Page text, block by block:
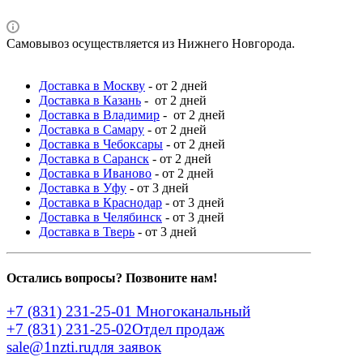
Самовывоз осуществляется из Нижнего Новгорода.
Доставка в Москву - от 2 дней
Доставка в Казань - от 2 дней
Доставка в Владимир - от 2 дней
Доставка в Самару - от 2 дней
Доставка в Чебоксары - от 2 дней
Доставка в Саранск - от 2 дней
Доставка в Иваново - от 2 дней
Доставка в Уфу - от 3 дней
Доставка в Краснодар - от 3 дней
Доставка в Челябинск - от 3 дней
Доставка в Тверь - от 3 дней
Остались вопросы? Позвоните нам!
+7 (831) 231-25-01 Многоканальный
+7 (831) 231-25-02Отдел продаж
sale@1nzti.ruдля заявок